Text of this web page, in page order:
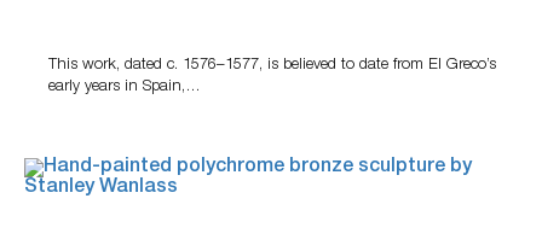
This work, dated c. 1576–1577, is believed to date from El Greco’s
early years in Spain,…